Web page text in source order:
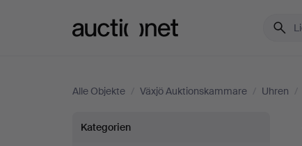
Alle Objekte / Växjö Auktionskammare / Uhren /
Armbanduhren
Kategorien